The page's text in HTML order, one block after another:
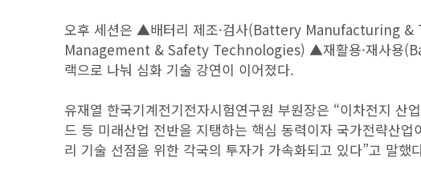
오후 세션은 ▲배터리 제조·검사(Battery Manufacturing
Management & Safety Technologies) ▲재활용·재사용
랙으로 나눠 심화 기술 강연이 이어졌다.
유재열 한국기계전기전자시험연구원 부원장은 “이차전지 산
드 등 미래산업 전반을 지탱하는 핵심 동력이자 국가전략산
리 기술 선점을 위한 각국의 투자가 가속화되고 있다”고 말했